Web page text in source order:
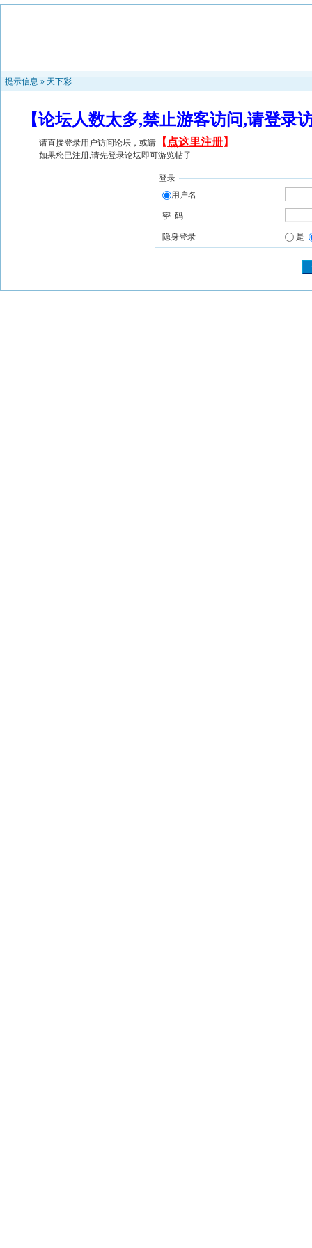
提示信息 » 天下彩
【论坛人数太多,禁止游客访问,请登
请直接登录用户访问论坛，或请 【 点这里注册】
如果您已注册,请先登录论坛即可游览帖子
登录
用户名
密 码
隐身登录 是